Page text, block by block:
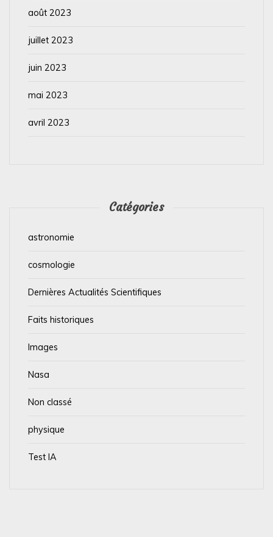
août 2023
juillet 2023
juin 2023
mai 2023
avril 2023
Catégories
astronomie
cosmologie
Dernières Actualités Scientifiques
Faits historiques
Images
Nasa
Non classé
physique
Test IA